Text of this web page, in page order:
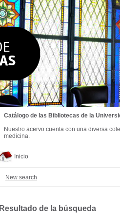
Inicio
New search
Resultado de la búsqueda
Catálogo de las Bibliotecas de la
Nuestro acervo cuenta con una diversa
medicina.